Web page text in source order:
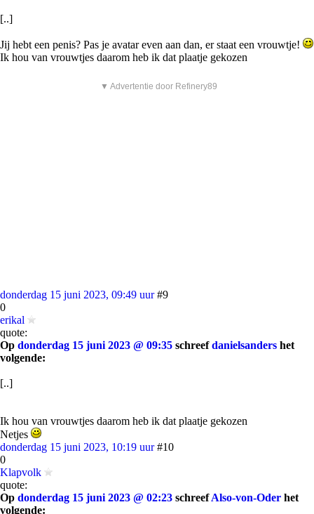
[..]
Jij hebt een penis? Pas je avatar even aan dan, er staat een vrouwtje!
Ik hou van vrouwtjes daarom heb ik dat plaatje gekozen
▼ Advertentie door Refinery89
donderdag 15 juni 2023, 09:49 uur #9
0
erikal
quote:
Op donderdag 15 juni 2023 @ 09:35 schreefdanielsanders het
volgende:
[..]
Ik hou van vrouwtjes daarom heb ik dat plaatje gekozen
Netjes
donderdag 15 juni 2023, 10:19 uur #10
0
Klapvolk
quote:
Op donderdag 15 juni 2023 @ 02:23 schreefAlso-von-Oder het
volgende: